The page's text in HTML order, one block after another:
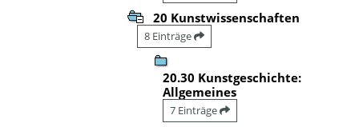
20 Kunstwissenschaften
8 Einträge
20.30 Kunstgeschichte:
Allgemeines
7 Einträge